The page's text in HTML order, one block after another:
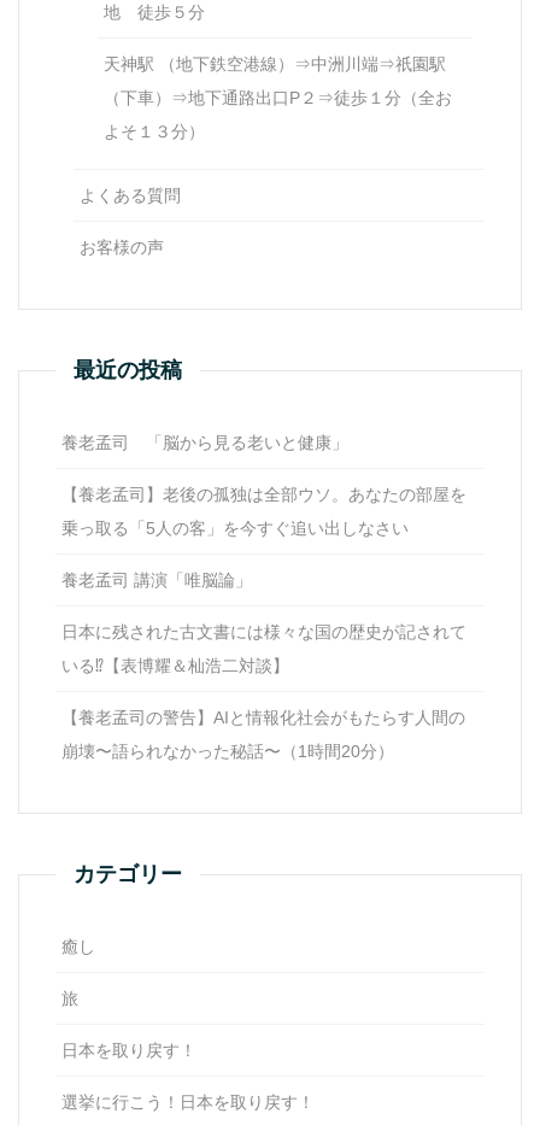
地 徒歩５分
天神駅 （地下鉄空港線）⇒中洲川端⇒祇園駅
（下車）⇒地下通路出口P２⇒徒歩１分（全お
よそ１３分）
よくある質問
お客様の声
最近の投稿
養老孟司 「脳から見る老いと健康」
【養老孟司】老後の孤独は全部ウソ。あなたの部屋を
乗っ取る「5人の客」を今すぐ追い出しなさい
養老孟司 講演「唯脳論」
日本に残された古文書には様々な国の歴史が記されて
いる⁉【表博耀＆杣浩二対談】
【養老孟司の警告】AIと情報化社会がもたらす人間の
崩壊〜語られなかった秘話〜（1時間20分）
カテゴリー
癒し
旅
日本を取り戻す！
選挙に行こう！日本を取り戻す！